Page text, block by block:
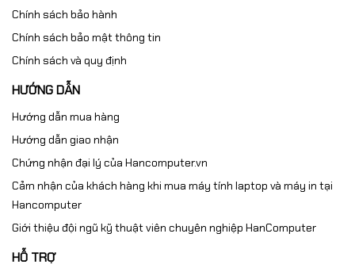
Chính sách bảo hành
Chính sách bảo mật thông tin
Chính sách và quy định
HƯỚNG DẪN
Hướng dẫn mua hàng
Hướng dẫn giao nhận
Chứng nhận đại lý của Hancomputer.vn
Cảm nhận của khách hàng khi mua máy tính laptop và máy in tại
Hancomputer
Giới thiệu đội ngũ kỹ thuật viên chuyên nghiệp HanComputer
HỖ TRỢ